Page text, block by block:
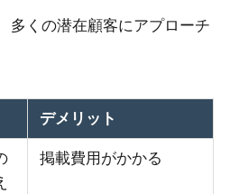
多くの潜在顧客にアプローチ
デメリット
掲載費用がかかる